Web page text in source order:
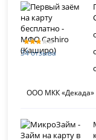
34 отзыва
ООО МКК «Декада»